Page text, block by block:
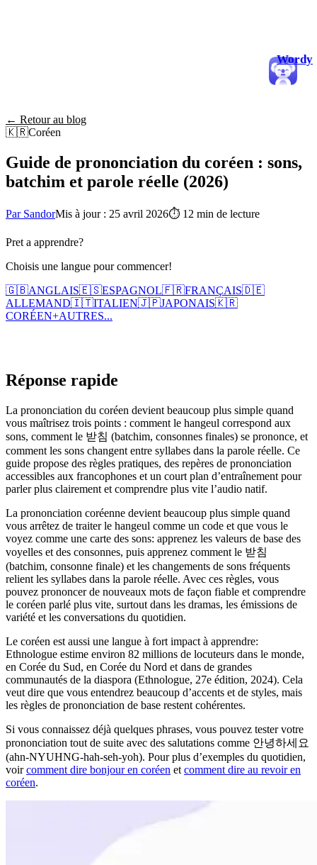
Wordy
← Retour au blog
🇰🇷Coréen
Guide de prononciation du coréen : sons,
batchim et parole réelle (2026)
Par SandorMis à jour : 25 avril 2026⏱ 12 min de lecture
Pret a apprendre?
Choisis une langue pour commencer!
🇬🇧ANGLAIS🇪🇸ESPAGNOL🇫🇷FRANÇAIS🇩🇪
ALLEMAND🇮🇹ITALIEN🇯🇵JAPONAIS🇰🇷
CORÉEN+AUTRES...
Réponse rapide
La prononciation du coréen devient beaucoup plus simple quand
vous maîtrisez trois points : comment le hangeul correspond aux
sons, comment le 받침 (batchim, consonnes finales) se prononce, et
comment les sons changent entre syllabes dans la parole réelle. Ce
guide propose des règles pratiques, des repères de prononciation
accessibles aux francophones et un court plan d’entraînement pour
parler plus clairement et comprendre plus vite l’audio natif.
La prononciation coréenne devient beaucoup plus simple quand
vous arrêtez de traiter le hangeul comme un code et que vous le
voyez comme une carte des sons: apprenez les valeurs de base des
voyelles et des consonnes, puis apprenez comment le 받침
(batchim, consonne finale) et les changements de sons fréquents
relient les syllabes dans la parole réelle. Avec ces règles, vous
pouvez prononcer de nouveaux mots de façon fiable et comprendre
le coréen parlé plus vite, surtout dans les dramas, les émissions de
variété et les conversations du quotidien.
Le coréen est aussi une langue à fort impact à apprendre:
Ethnologue estime environ 82 millions de locuteurs dans le monde,
en Corée du Sud, en Corée du Nord et dans de grandes
communautés de la diaspora (Ethnologue, 27e édition, 2024). Cela
veut dire que vous entendrez beaucoup d’accents et de styles, mais
les règles de prononciation de base restent cohérentes.
Si vous connaissez déjà quelques phrases, vous pouvez tester votre
prononciation tout de suite avec des salutations comme 안녕하세요
(ahn-NYUHNG-hah-seh-yoh). Pour plus d’exemples du quotidien,
voircomment dire bonjour en coréen et comment dire au revoir en
coréen.